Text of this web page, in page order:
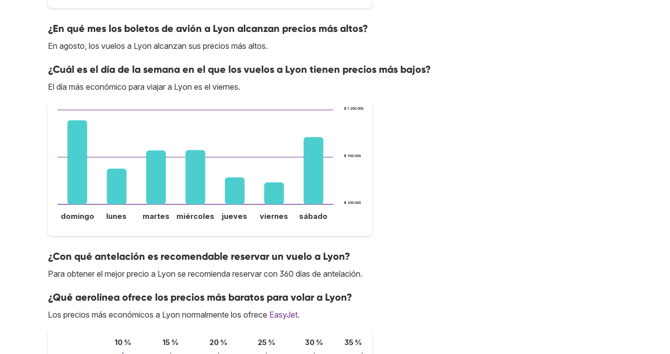
¿En qué mes los boletos de avión a Lyon alcanzan precios más altos?
En agosto, los vuelos a Lyon alcanzan sus precios más altos.
¿Cuál es el día de la semana en el que los vuelos a Lyon tienen precios más bajos?
El día más económico para viajar a Lyon es el viernes.
$ 600.000
$ 900.000
$ 1.200.000
domingo lunes martes miércoles jueves viernes sábado
¿Con qué antelación es recomendable reservar un vuelo a Lyon?
Para obtener el mejor precio a Lyon se recomienda reservar con 360 días de antelación.
¿Qué aerolínea ofrece los precios más baratos para volar a Lyon?
Los precios más económicos a Lyon normalmente los ofrece EasyJet.
10 % 15 % 20 % 25 % 30 % 35 %